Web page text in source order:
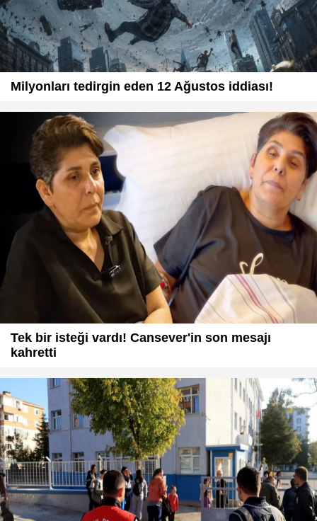
Milyonları tedirgin eden 12 Ağustos iddiası!
Tek bir isteği vardı! Cansever'in son mesajı
kahretti